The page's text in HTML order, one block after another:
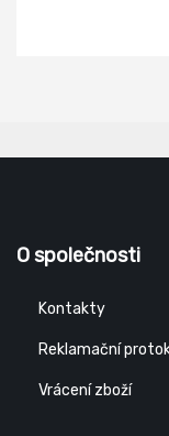
O společnosti
Kontakty
Reklamační
Vrácení zboží